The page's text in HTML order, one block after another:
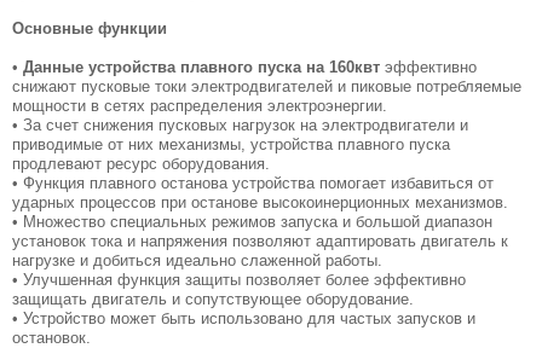
Основные функции
• Данные устройства плавного пуска на 160квт эффективно
снижают пусковые токи электродвигателей и пиковые потребляемые
мощности в сетях распределения электроэнергии.
• За счет снижения пусковых нагрузок на электродвигатели и
приводимые от них механизмы, устройства плавного пуска
продлевают ресурс оборудования.
• Функция плавного останова устройства помогает избавиться от
ударных процессов при останове высокоинерционных механизмов.
• Множество специальных режимов запуска и большой диапазон
установок тока и напряжения позволяют адаптировать двигатель к
нагрузке и добиться идеально слаженной работы.
• Улучшенная функция защиты позволяет более эффективно
защищать двигатель и сопутствующее оборудование.
• Устройство может быть использовано для частых запусков и
остановок.